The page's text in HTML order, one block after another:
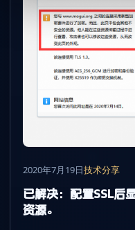
2020年7月19日技术分享
已解决：配置SSL后
资源。